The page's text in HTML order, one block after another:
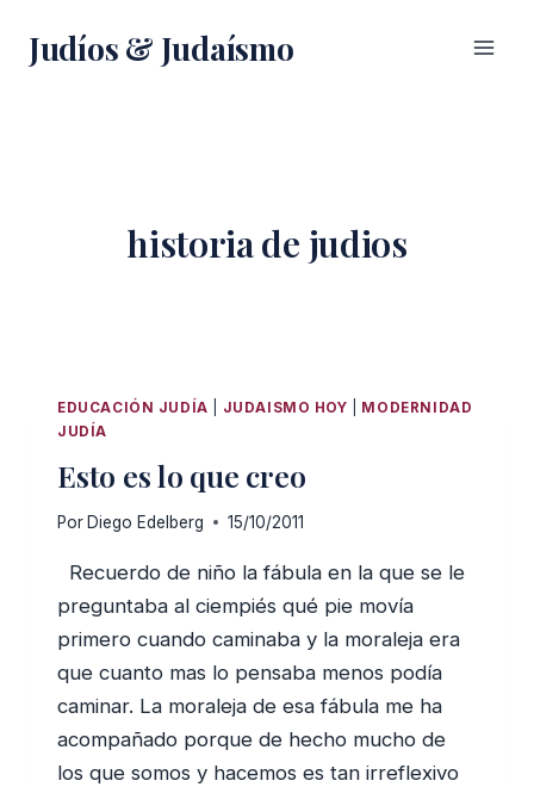
Judíos & Judaísmo
historia de judios
EDUCACIÓN JUDÍA JUDAISMO HOY
MODERNIDAD
JUDÍA
Esto es lo que creo
Por Diego Edelberg 15/10/2011
Recuerdo de niño la fábula en la que se le
preguntaba al ciempiés qué pie movía
primero cuando caminaba y la moraleja era
que cuanto mas lo pensaba menos podía
caminar. La moraleja de esa fábula me ha
acompañado porque de hecho mucho de
los que somos y hacemos es tan irreflexivo